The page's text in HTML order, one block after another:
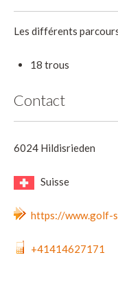
Les différents
18 trous
Contact
6024 Hildisrieden
Suisse
https://www.golf-
+41414627171